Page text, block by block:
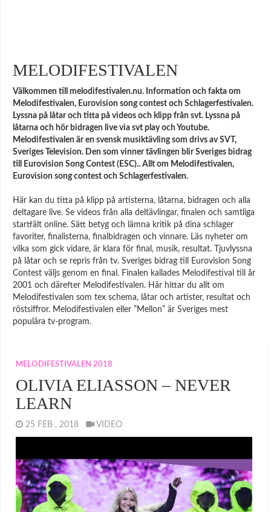
MELODIFESTIVALEN
Välkommen till melodifestivalen.nu. Information och fakta om
Melodifestivalen, Eurovision song contest och Schlagerfestivalen.
Lyssna på låtar och titta på videos och klipp från svt. Lyssna på
låtarna och hör bidragen live via svt play och Youtube.
Melodifestivalen är en svensk musiktävling som drivs av SVT,
Sveriges Television. Den som vinner tävlingen blir Sveriges bidrag
till Eurovision Song Contest (ESC).. Allt om Melodifestivalen,
Eurovision song contest och Schlagerfestivalen.
Här kan du titta på klipp på artisterna, låtarna, bidragen och alla
deltagare live. Se videos från alla deltävlingar, finalen och samtliga
startfält online. Sätt betyg och lämna kritik på dina schlager
favoriter, finalisterna, finalbidragen och vinnare. Läs nyheter om
vilka som gick vidare, är klara för final, musik, resultat. Tjuvlyssna
på låtar och se repris från tv. Sveriges bidrag till Eurovision Song
Contest väljs genom en final. Finalen kallades Melodifestival till år
2001 och därefter Melodifestivalen. Här hittar du allt om
Melodifestivalen som tex schema, låtar och artister, resultat och
röstsiffror. Melodifestivalen eller ”Mellon” är Sveriges mest
populära tv-program.
MELODIFESTIVALEN 2018
OLIVIA ELIASSON – NEVER
LEARN
25 FEB , 2018 VIDEO